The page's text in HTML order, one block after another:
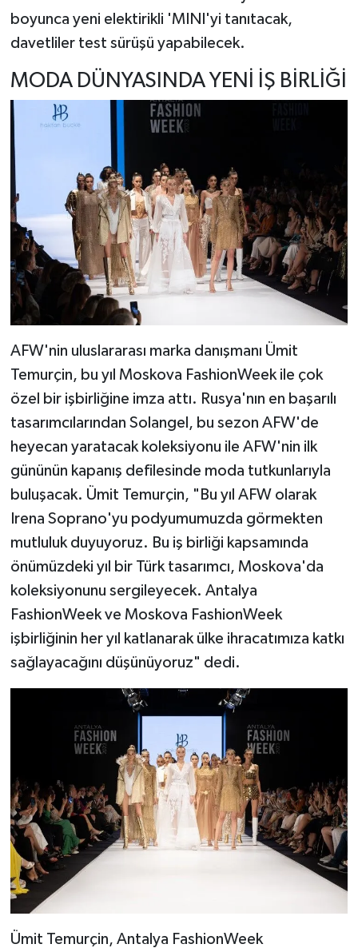
boyunca yeni elektirikli 'MINI'yi tanıtacak,
davetliler test sürüşü yapabilecek.
MODA DÜNYASINDA YENİ İŞ BİRLİĞİ
AFW'nin uluslararası marka danışmanı Ümit
Temurçin, bu yıl Moskova FashionWeek ile çok
özel bir işbirliğine imza attı. Rusya'nın en başarılı
tasarımcılarından Solangel, bu sezon AFW'de
heyecan yaratacak koleksiyonu ile AFW'nin ilk
gününün kapanış defilesinde moda tutkunlarıyla
buluşacak. Ümit Temurçin, "Bu yıl AFW olarak
Irena Soprano'yu podyumumuzda görmekten
mutluluk duyuyoruz. Bu iş birliği kapsamında
önümüzdeki yıl bir Türk tasarımcı, Moskova'da
koleksiyonunu sergileyecek. Antalya
FashionWeek ve Moskova FashionWeek
işbirliğinin her yıl katlanarak ülke ihracatımıza katkı
sağlayacağını düşünüyoruz" dedi.
Ümit Temurçin, Antalya FashionWeek